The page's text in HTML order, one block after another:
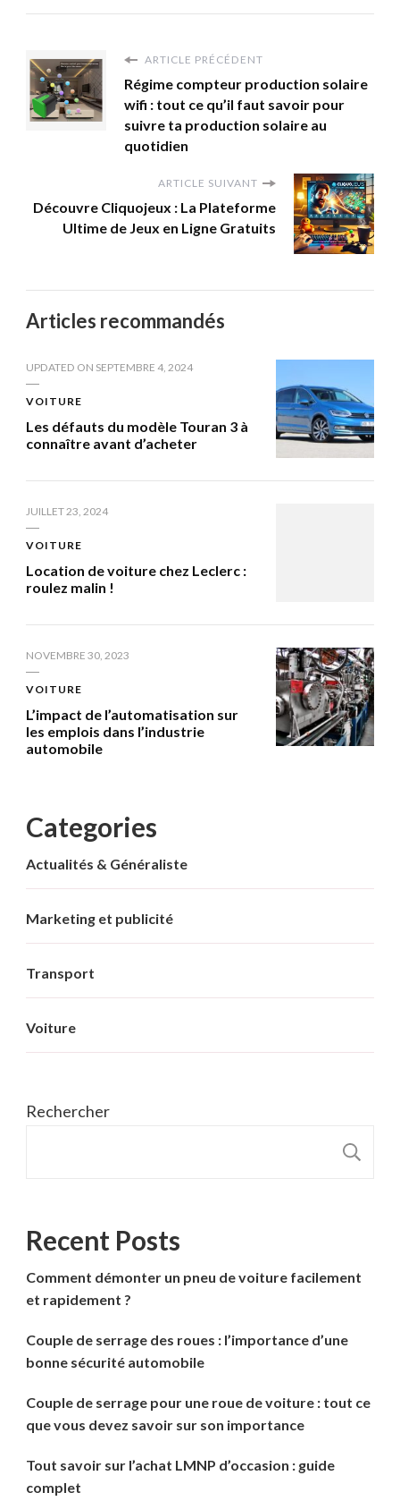
ARTICLE PRÉCÉDENT
Régime compteur production solaire
wifi : tout ce qu’il faut savoir pour
suivre ta production solaire au
quotidien
ARTICLE SUIVANT
Découvre Cliquojeux : La Plateforme
Ultime de Jeux en Ligne Gratuits
Articles recommandés
UPDATED ON SEPTEMBRE 4, 2024
VOITURE
Les défauts du modèle Touran 3 à
connaître avant d’acheter
JUILLET 23, 2024
VOITURE
Location de voiture chez Leclerc :
roulez malin !
NOVEMBRE 30, 2023
VOITURE
L’impact de l’automatisation sur
les emplois dans l’industrie
automobile
Categories
Actualités & Généraliste
Marketing et publicité
Transport
Voiture
Rechercher
Recent Posts
Comment démonter un pneu de voiture facilement
et rapidement ?
Couple de serrage des roues : l’importance d’une
bonne sécurité automobile
Couple de serrage pour une roue de voiture : tout ce
que vous devez savoir sur son importance
Tout savoir sur l’achat LMNP d’occasion : guide
complet